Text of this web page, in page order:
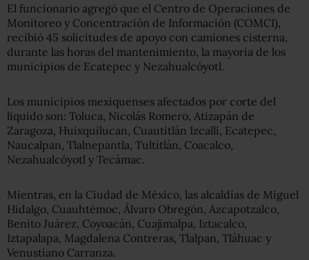
El funcionario agregó que el Centro de Operaciones de
Monitoreo y Concentración de Información (COMCI),
recibió 45 solicitudes de apoyo con camiones cisterna,
durante las horas del mantenimiento, la mayoría de los
municipios de Ecatepec y Nezahualcóyotl.
Los municipios mexiquenses afectados por corte del
líquido son: Toluca, Nicolás Romero, Atizapán de
Zaragoza, Huixquilucan, Cuautitlán Izcalli, Ecatepec,
Naucalpan, Tlalnepantla, Tultitlán, Coacalco,
Nezahualcóyotl y Tecámac.
Mientras, en la Ciudad de México, las alcaldías de Miguel
Hidalgo, Cuauhtémoc, Álvaro Obregón, Azcapotzalco,
Benito Juárez, Coyoacán, Cuajimalpa, Iztacalco,
Iztapalapa, Magdalena Contreras, Tlalpan, Tláhuac y
Venustiano Carranza.